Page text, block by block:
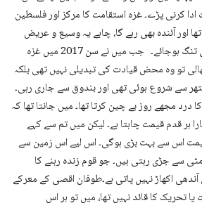
کرنی پڑے۔ غزہ استقامت کا مرکز اور فلسطین
اور آئندہ بھی رہے گا، چاہے یہ وسیع و عریض
سرزمین ہمارے لیے کتنی ہی تنگ ہوجائے۔ جب میں نے سن 2017 میں غزہ
تو وہ محض قیادت کی تبدیلی نہیں تھی بلکہ
سے شروع ہوئی تھی اور بندوق سے جاری رہی۔
مجھے روز بے چین کرتا تھا۔ میں جانتا تھا کہ
ہر قدم قیمت چاہتا ہے۔ لیکن میں تم سے کہے
قیمت اس سے بہت بڑی ہوگی۔ اس لیے اس زمین سے
سے جڑی رہتی ہیں۔ جو قوم زندہ رہنے کا
اکھاڑ نہیں پاتی ہے۔طوفان اقصی کے معرکے
تحریک کا قائد نہیں تھا، میں تو ہر اس